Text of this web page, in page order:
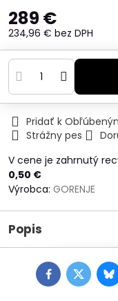
289 €
234,96 € bez DPH
Pridať k
Strážny pes
V cene je zahrnutý
0,50 €
Výrobca: GORENJE
Popis
FacebookTwitter